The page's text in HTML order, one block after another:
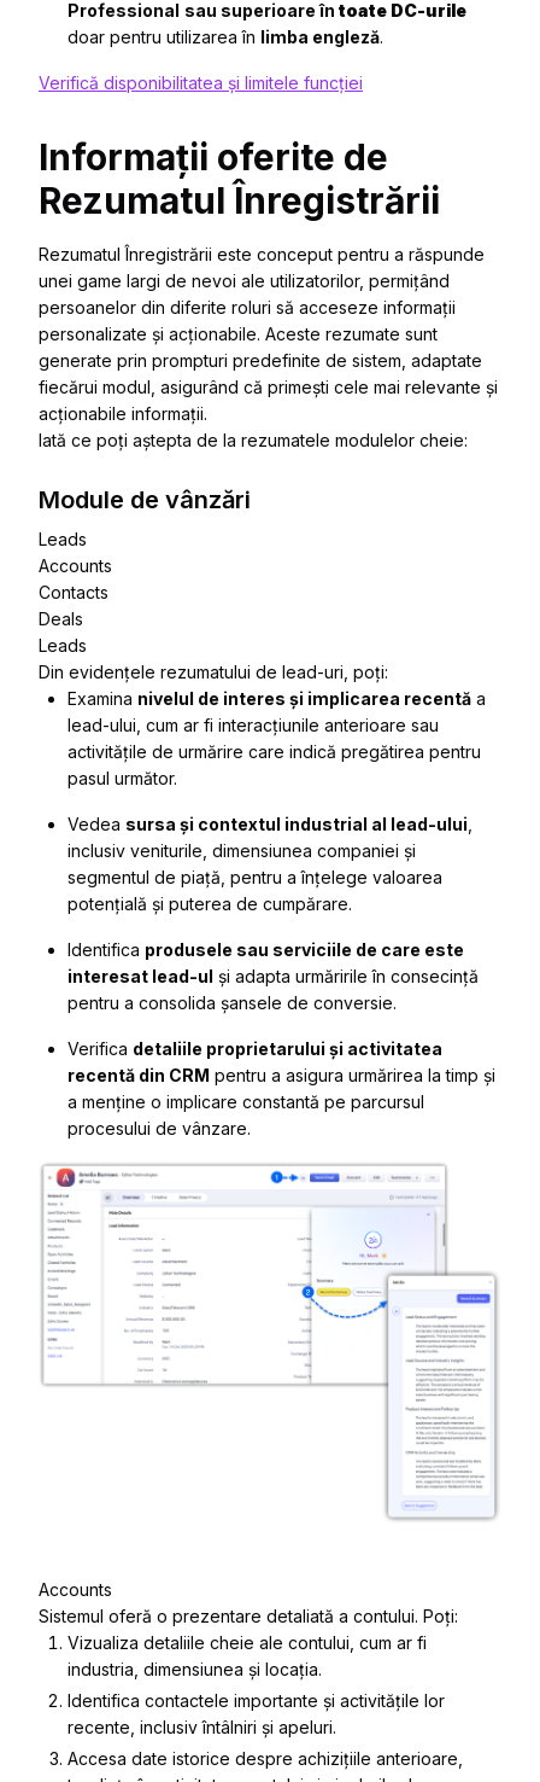
Professional sau superioare în toate DC-urile
doar pentru utilizarea în limba engleză.
Verifică disponibilitatea și limitele funcției
Informații oferite de
Rezumatul Înregistrării
Rezumatul Înregistrării este conceput pentru a răspunde
unei game largi de nevoi ale utilizatorilor, permițând
persoanelor din diferite roluri să acceseze informații
personalizate și acționabile. Aceste rezumate sunt
generate prin prompturi predefinite de sistem, adaptate
fiecărui modul, asigurând că primești cele mai relevante și
acționabile informații.
Iată ce poți aștepta de la rezumatele modulelor cheie:
Module de vânzări
Leads
Accounts
Contacts
Deals
Leads
Din evidențele rezumatului de lead-uri, poți:
Examina nivelul de interes și implicarea recentă a
lead-ului, cum ar fi interacțiunile anterioare sau
activitățile de urmărire care indică pregătirea pentru
pasul următor.
Vedea sursa și contextul industrial al lead-ului,
inclusiv veniturile, dimensiunea companiei și
segmentul de piață, pentru a înțelege valoarea
potențială și puterea de cumpărare.
Identifica produsele sau serviciile de care este
interesat lead-ul și adapta urmăririle în consecință
pentru a consolida șansele de conversie.
Verifica detaliile proprietarului și activitatea
recentă din CRM pentru a asigura urmărirea la timp și
a menține o implicare constantă pe parcursul
procesului de vânzare.
Accounts
Sistemul oferă o prezentare detaliată a contului. Poți:
Vizualiza detaliile cheie ale contului, cum ar fi
industria, dimensiunea și locația.
Identifica contactele importante și activitățile lor
recente, inclusiv întâlniri și apeluri.
Accesa date istorice despre achizițiile anterioare,